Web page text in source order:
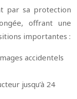
par sa protection
offrant une
importantes :
accidentels
jusqu’à 24